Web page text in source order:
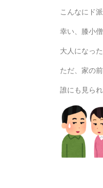
こんなにド
幸い、膝小
大人になっ
ただ、家の
誰にも見ら